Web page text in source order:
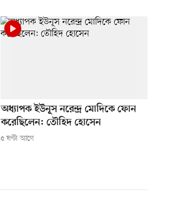
অধ্যাপক ইউনূস নরেন্দ্র মোদিকে ফোন
করেছিলেন: তৌহিদ হোসেন
৫ ঘণ্টা আগে